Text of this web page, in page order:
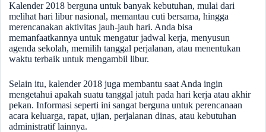
Kalender 2018 berguna untuk banyak kebutuhan, mulai dari
melihat hari libur nasional, memantau cuti bersama, hingga
merencanakan aktivitas jauh-jauh hari. Anda bisa
memanfaatkannya untuk mengatur jadwal kerja, menyusun
agenda sekolah, memilih tanggal perjalanan, atau menentukan
waktu terbaik untuk mengambil libur.
Selain itu, kalender 2018 juga membantu saat Anda ingin
mengetahui apakah suatu tanggal jatuh pada hari kerja atau akhir
pekan. Informasi seperti ini sangat berguna untuk perencanaan
acara keluarga, rapat, ujian, perjalanan dinas, atau kebutuhan
administratif lainnya.